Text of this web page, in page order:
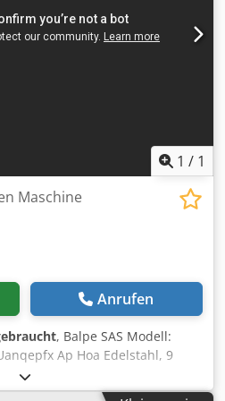
1 / 1
Maschine
Anrufen
, Balpe SAS Modell:
Ap Hoa Edelstahl, 9
Platte mit 200mm
Temperatur.